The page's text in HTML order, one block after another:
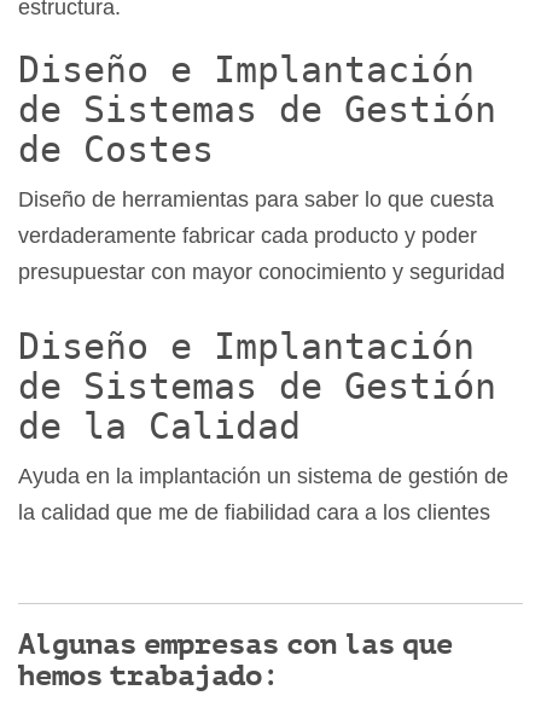
estructura.
Diseño e Implantación
de Sistemas de Gestión
de Costes
Diseño de herramientas para saber lo que cuesta
verdaderamente fabricar cada producto y poder
presupuestar con mayor conocimiento y seguridad
Diseño e Implantación
de Sistemas de Gestión
de la Calidad
Ayuda en la implantación un sistema de gestión de
la calidad que me de fiabilidad cara a los clientes
Algunas empresas con las que
hemos trabajado: